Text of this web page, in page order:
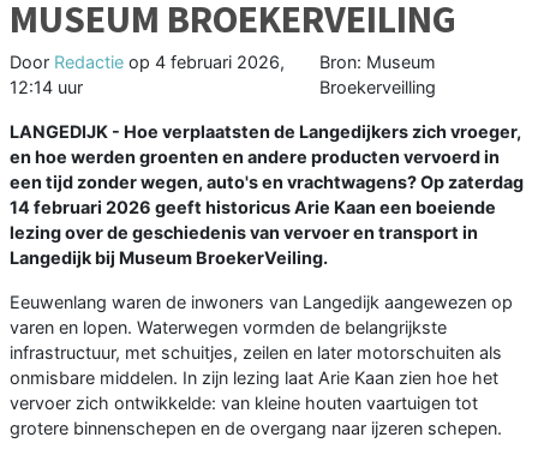
MUSEUM BROEKERVEILING
Door Redactie op 4 februari 2026,
12:14 uur
Bron: Museum
Broekerveilling
LANGEDIJK - Hoe verplaatsten de Langedijkers zich vroeger,
en hoe werden groenten en andere producten vervoerd in
een tijd zonder wegen, auto's en vrachtwagens? Op zaterdag
14 februari 2026 geeft historicus Arie Kaan een boeiende
lezing over de geschiedenis van vervoer en transport in
Langedijk bij Museum BroekerVeiling.
Eeuwenlang waren de inwoners van Langedijk aangewezen op
varen en lopen. Waterwegen vormden de belangrijkste
infrastructuur, met schuitjes, zeilen en later motorschuiten als
onmisbare middelen. In zijn lezing laat Arie Kaan zien hoe het
vervoer zich ontwikkelde: van kleine houten vaartuigen tot
grotere binnenschepen en de overgang naar ijzeren schepen.